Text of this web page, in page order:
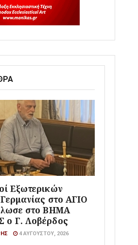
Εξωτερικών
στο ΑΓΙΟ
στο ΒΗΜΑ
Γ. Λοβέρδος
4 ΑΥΓΟΎΣΤΟΥ, 2026